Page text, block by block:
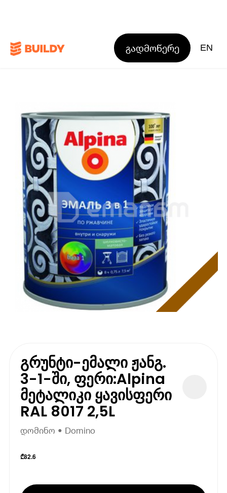
გადმოწერე EN
გრუნტი-ემალი ჟანგ.
3-1-ში, ფერი:Alpina
მეტალიკი ყავისფერი
RAL 8017 2,5L
დომინო • Domino
₾82.6